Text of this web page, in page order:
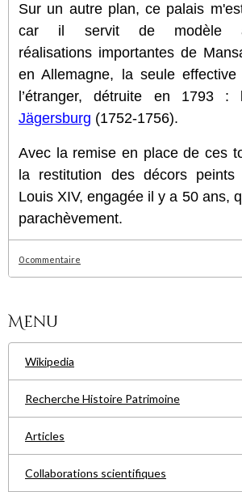
Sur un autre plan, ce palais
car il servit de modèle
réalisations importantes de
en Allemagne, la seule
l’étranger, détruite en 1793 :
Jägersburg (1752-1756).
Avec la remise en place de ces
la restitution des décors
Louis XIV, engagée il y a 50 ans,
parachèvement.
0 commentaire
Menu
Wikipedia
Recherche Histoire Patrimoine
Articles
Collaborations scientifiques